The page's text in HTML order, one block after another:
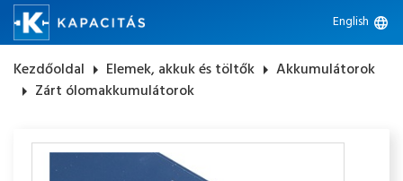
English language
Kezdőoldal arrow_right Elemek, akkuk és töltők arrow_right Akkumulátorok
arrow_right Zárt ólomakkumulátorok